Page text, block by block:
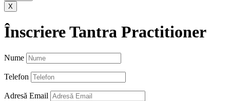
X
Înscriere Tantra Practitioner
Nume
Telefon
Adresă Email